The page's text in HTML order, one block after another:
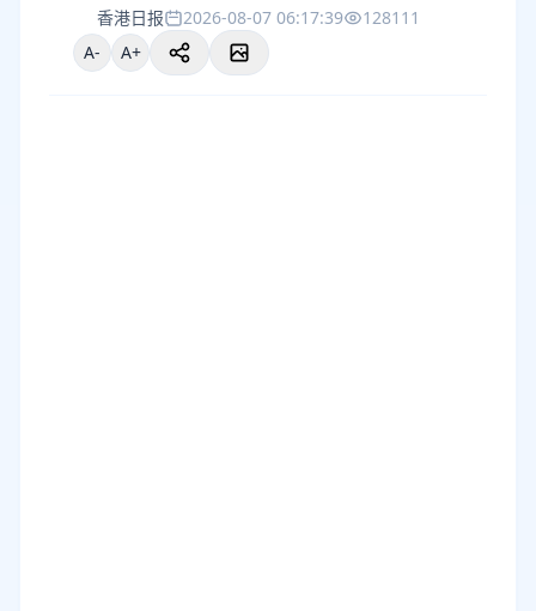
香港日报 2026-08-07 06:17:39
128111
A-
A+